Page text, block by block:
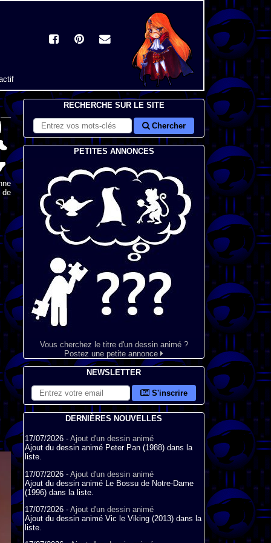
de
RECHERCHE SUR LE SITE
Chercher
PETITES ANNONCES
Vous cherchez le titre d'un dessin animé ?
Postez une petite annonce
NEWSLETTER
S'inscrire
DERNIÈRES NOUVELLES
17/07/2026 - Ajout d'un dessin animé
Ajout du dessin animé Peter Pan (1988) dans la
liste.
17/07/2026 - Ajout d'un dessin animé
Ajout du dessin animé Le Bossu de Notre-Dame
(1996) dans la liste.
17/07/2026 - Ajout d'un dessin animé
Ajout du dessin animé Vic le Viking (2013) dans la
liste.